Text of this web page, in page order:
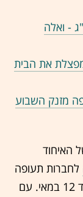
- ואלה
את הבית
מזנק השבוע
האיחוד
לחברות תעופה
אירופיות להימנע מטיסות לישראל לפחות עד 12 במאי. עם